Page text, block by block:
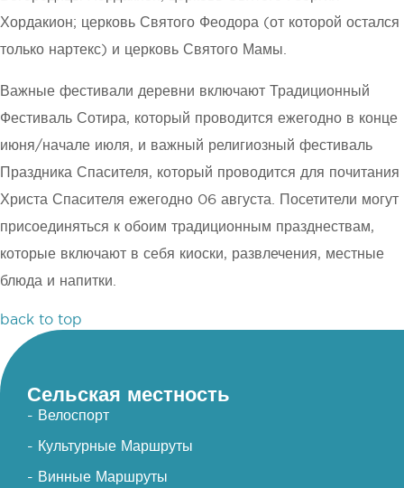
Хордакион; церковь Святого Феодора (от которой остался
только нартекс) и церковь Святого Мамы.
Важные фестивали деревни включают Традиционный
Фестиваль Сотира, который проводится ежегодно в конце
июня/начале июля, и важный религиозный фестиваль
Праздника Спасителя, который проводится для почитания
Христа Спасителя ежегодно 06 августа. Посетители могут
присоединяться к обоим традиционным празднествам,
которые включают в себя киоски, развлечения, местные
блюда и напитки.
back to top
Сельская местность
- Велоспорт
- Культурные Маршруты
- Винные Маршруты